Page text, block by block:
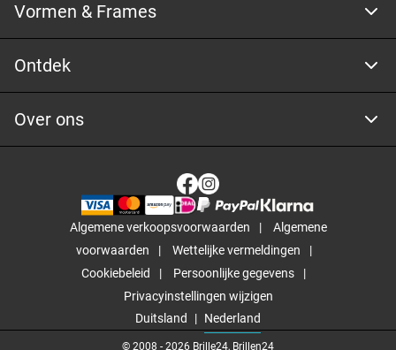
Vormen & Frames
Ontdek
Over ons
Algemene verkoopsvoorwaarden
Algemene
voorwaarden
Wettelijke vermeldingen
Cookiebeleid
Persoonlijke gegevens
Privacyinstellingen wijzigen
Duitsland
Nederland
© 2008 - 2026 Brille24, Brillen24